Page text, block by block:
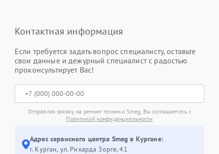
Контактная информация
Если требуется задать вопрос специалисту, оставьте
свои данные и дежурный специалист с радостью
проконсультирует Вас!
Отправляя заявку на ремонт техники Smeg, Вы соглашаетесь с
Политикой конфиденциальности
Адрес сервисного центра Smeg в Кургане:
г. Курган, ул. Рихарда Зорге, 41